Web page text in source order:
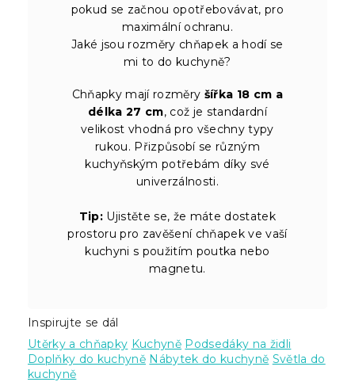
pokud se začnou opotřebovávat, pro
maximální ochranu.
Jaké jsou rozměry chňapek a hodí se
mi to do kuchyně?
Chňapky mají rozměry šířka 18 cm a
délka 27 cm, což je standardní
velikost vhodná pro všechny typy
rukou. Přizpůsobí se různým
kuchyňským potřebám díky své
univerzálnosti.
Tip: Ujistěte se, že máte dostatek
prostoru pro zavěšení chňapek ve vaší
kuchyni s použitím poutka nebo
magnetu.
Inspirujte se dál
Utěrky a chňapky Kuchyně Podsedáky na židli
Doplňky do kuchyně Nábytek do kuchyně Světla do
kuchyně